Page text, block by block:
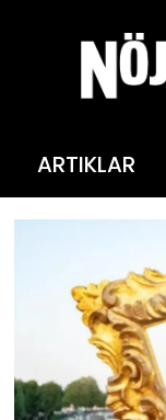
ARTIKLAR